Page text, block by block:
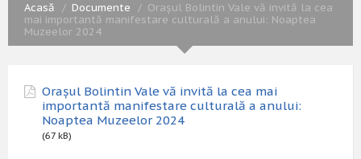
Acasă Documente
Oraşul Bolintin Vale vă invită la cea
mai importantă manifestare culturală a anului: Noaptea
Muzeelor 2024
Oraşul Bolintin Vale vă invită la cea mai
importantă manifestare culturală a anului:
Noaptea Muzeelor 2024
(67 kB)